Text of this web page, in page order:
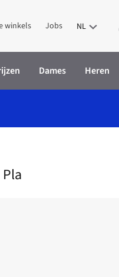
winkels Jobs NL
Dames Heren